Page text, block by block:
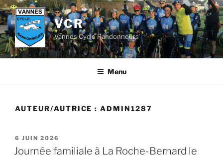
Aller
au
contenu
principal
VCR
Vannes Cyclo Randonneurs
Menu
AUTEUR/AUTRICE :ADMIN1287
PUBLIÉ
LE
6 JUIN 2026
Journée familiale à La Roche-Bernard le